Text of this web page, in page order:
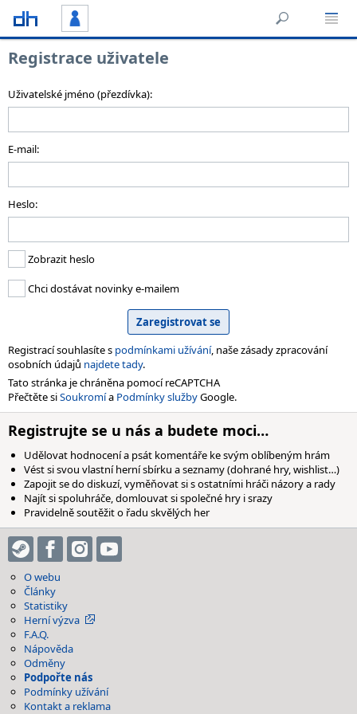
Registrace uživatele
Uživatelské jméno (přezdívka):
E-mail:
Heslo:
Zobrazit heslo
Chci dostávat novinky e-mailem
Registrací souhlasíte s podmínkami užívání, naše zásady zpracování
osobních údajů najdete tady.
Tato stránka je chráněna pomocí reCAPTCHA
Přečtěte siSoukromía Podmínky službyGoogle.
Registrujte se u nás a budete moci…
Udělovat hodnocení a psát komentáře ke svým oblíbeným hrám
Vést si svou vlastní herní sbírku a seznamy (dohrané hry, wishlist…)
Zapojit se do diskuzí, vyměňovat si s ostatními hráči názory a rady
Najít si spoluhráče, domlouvat si společné hry i srazy
Pravidelně soutěžit o řadu skvělých her
O webu
Články
Statistiky
Herní výzva
F.A.Q.
Nápověda
Odměny
Podpořte nás
Podmínky užívání
Kontakt a reklama